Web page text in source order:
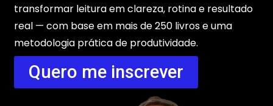
transformar leitura em clareza, rotina e resultado
real — com base em mais de 250 livros e uma
metodologia prática de produtividade.
Quero me inscrever